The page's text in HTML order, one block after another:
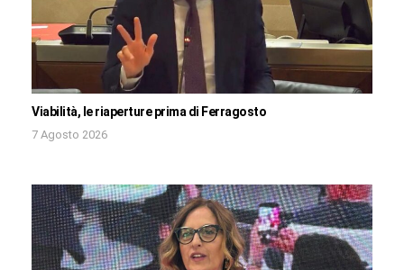
Viabilità, le riaperture prima di Ferragosto
7 Agosto 2026